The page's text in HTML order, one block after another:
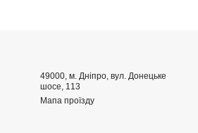
49000, м. Дніпро, вул. Донецьке
шосе, 113
Мапа проїзду